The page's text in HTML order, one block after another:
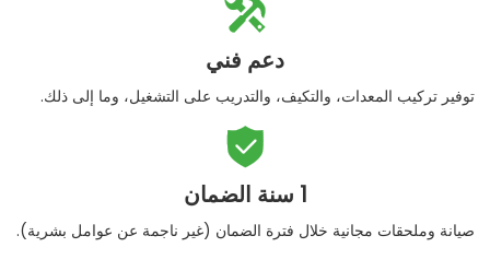

دعم فني
توفير تركيب المعدات، والتكيف، والتدريب على التشغيل، وما إلى ذلك.

1 سنة الضمان
صيانة وملحقات مجانية خلال فترة الضمان (غير ناجمة عن عوامل بشرية).